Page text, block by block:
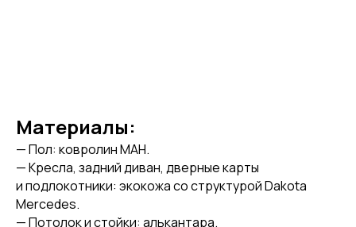
Материалы:
— Пол: ковролин MAH.
— Кресла, задний диван, дверные карты
и подлокотники: экокожа со структурой Dakota
Mercedes.
— Потолок и стойки: алькантара.